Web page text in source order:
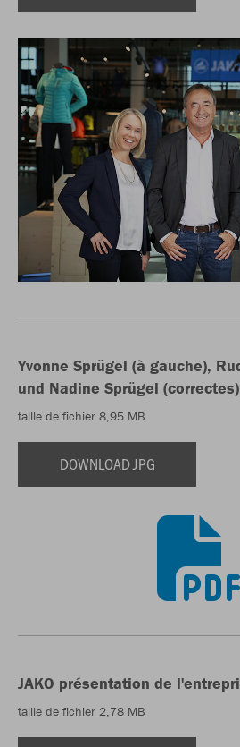
Yvonne Sprügel (à gauche),
und Nadine Sprügel (correctes)
taille de fichier 8,95 MB
DOWNLOAD JPG
JAKO présentation de
taille de fichier 2,78 MB